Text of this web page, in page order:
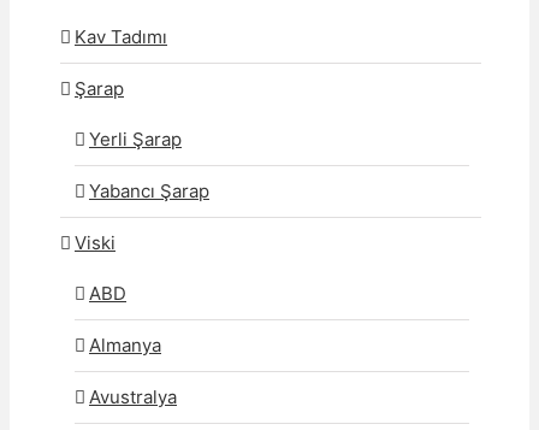
Kav Tadımı
Şarap
Yerli Şarap
Yabancı Şarap
Viski
ABD
Almanya
Avustralya